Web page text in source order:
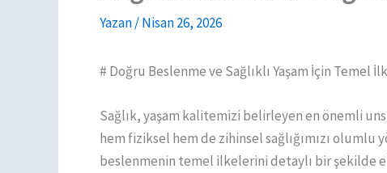
Yazan/Nisan 26, 2026
# Doğru Beslenme ve Sağlıklı Yaşam İçin Temel
Sağlık, yaşam kalitemizi belirleyen en önemli
hem fiziksel hem de zihinsel sağlığımızı olumlu
beslenmenin temel ilkelerini detaylı bir şekilde